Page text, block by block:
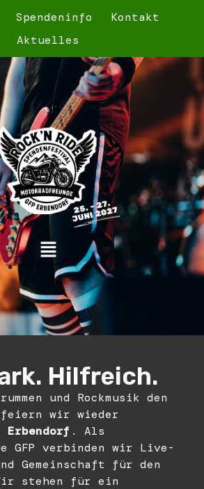
Spendeninfo
Kontakt
Aktuelles
Hilfreich.
und Rockmusik den
wir wieder
Erbendorf . Als
GFP verbinden wir Live-
Gemeinschaft für den
stehen für ein